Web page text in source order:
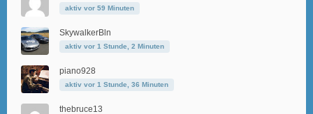
aktiv vor 59 Minuten
SkywalkerBln
aktiv vor 1 Stunde, 2 Minuten
piano928
aktiv vor 1 Stunde, 36 Minuten
thebruce13